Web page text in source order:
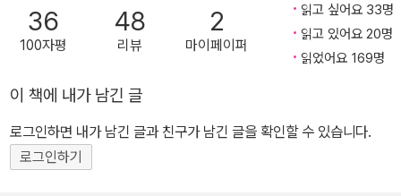
보다 더욱 강력한 사랑 이야기! 최악의 근친강간을 소재로 한 이 충격
적인 실화를 바탕으로 엠마 도노휴는 2010년 한 편의 소설을 출간한
미소 짓게 만드는 사랑스러운 캐릭터를 창조해낸다. 잔악한 범죄의
결과로 태어난 소년 잭에게 그가 속한 세상은 재미있는 일로 가득 차
있다. 작은 식탁, 의자, 벽, 천장, 더러운 깔개 그리고 쥐까지 모두가
36
100자평
48
리뷰
2
마이페이퍼
읽고 싶어요 33명
읽고 있어요 20명
읽었어요 169명
이 책에 내가 남긴 글
로그인하면 내가 남긴 글과 친구가 남긴 글을 확인할 수 있습니다.
로그인하기